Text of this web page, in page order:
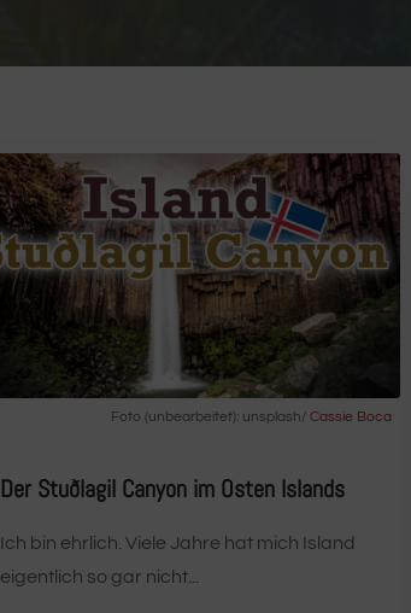
Foto (unbearbeitet): unsplash/ Cassie Boca
Der Stuðlagil Canyon im Osten Islands
Ich bin ehrlich. Viele Jahre hat mich Island
eigentlich so gar nicht...